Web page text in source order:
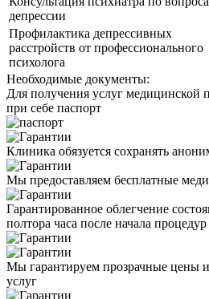
депрессии
Профилактика депрессивных
расстройств от профессионального
психолога
Необходимые документы:
Для получения услуг медицинской
при себе паспорт
Клиника обязуется сохранять
Мы предоставляем бесплатные
Гарантированное облегчение
полтора часа после начала процедур
Мы гарантируем прозрачные цены
услуг